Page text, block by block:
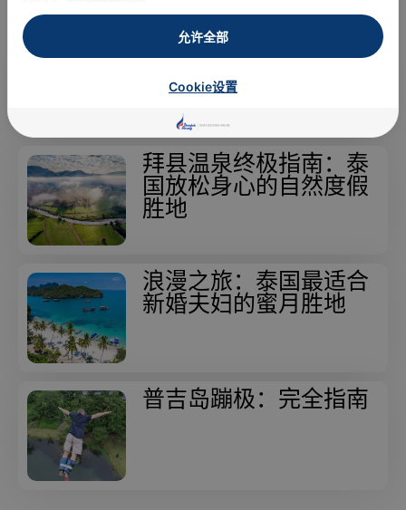
泰国适合独自旅行者的
冒险
拜县温泉终极指南：泰
国放松身心的自然度假
胜地
浪漫之旅：泰国最适合
新婚夫妇的蜜月胜地
普吉岛蹦极：完全指南
允许全部
Cookie设置